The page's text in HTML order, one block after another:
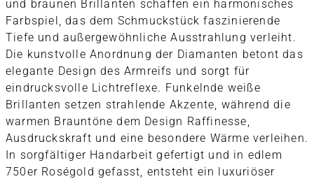
und braunen Brillanten schaffen ein harmonisches
Farbspiel, das dem Schmuckstück faszinierende
Tiefe und außergewöhnliche Ausstrahlung verleiht.
Die kunstvolle Anordnung der Diamanten betont das
elegante Design des Armreifs und sorgt für
eindrucksvolle Lichtreflexe. Funkelnde weiße
Brillanten setzen strahlende Akzente, während die
warmen Brauntöne dem Design Raffinesse,
Ausdruckskraft und eine besondere Wärme verleihen.
In sorgfältiger Handarbeit gefertigt und in edlem
750er Roségold gefasst, entsteht ein luxuriöser